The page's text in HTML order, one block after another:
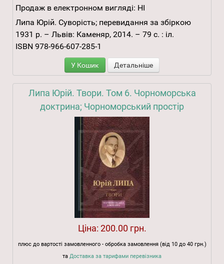
Продаж в електронном вигляді: НІ
Липа Юрій. Суворість; перевидання за збіркою
1931 р. – Львів: Каменяр, 2014. – 79 с. : іл.
ISBN 978-966-607-285-1
У Кошик Детальніше
Липа Юрій. Твори. Том 6. Чорноморська
доктрина; Чорноморський простір
Ціна: 200.00 грн.
плюс до вартості замовленного - обробка замовлення (від 10 до 40 грн.)
та Доставка за тарифами перевізника